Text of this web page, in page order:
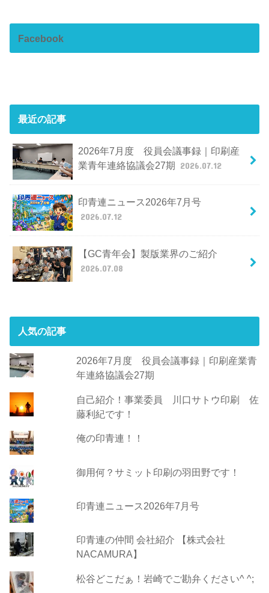
Facebook
最近の記事
2026年7月度 役員会議事録｜印刷産
業青年連絡協議会27期 2026.07.12
印青連ニュース2026年7月号
2026.07.12
【GC青年会】製版業界のご紹介
2026.07.08
人気の記事
2026年7月度 役員会議事録｜印刷産業青
年連絡協議会27期
自己紹介！事業委員 川口サトウ印刷 佐
藤利紀です！
俺の印青連！！
御用何？サミット印刷の羽田野です！
印青連ニュース2026年7月号
印青連の仲間 会社紹介 【株式会社
NACAMURA】
松谷どこだぁ！岩崎でご勘弁ください^ ^;